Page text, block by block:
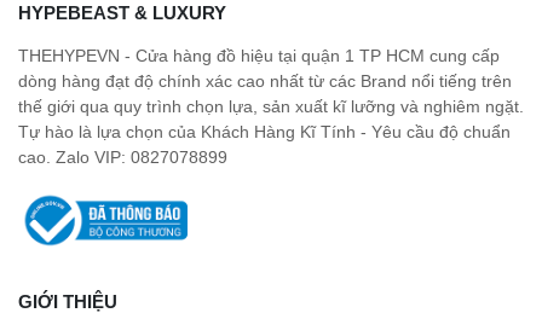
HYPEBEAST & LUXURY
THEHYPEVN - Cửa hàng đồ hiệu tại quận 1 TP HCM cung cấp
dòng hàng đạt độ chính xác cao nhất từ các Brand nổi tiếng trên
thế giới qua quy trình chọn lựa, sản xuất kĩ lưỡng và nghiêm ngặt.
Tự hào là lựa chọn của Khách Hàng Kĩ Tính - Yêu cầu độ chuẩn
cao. Zalo VIP: 0827078899
GIỚI THIỆU